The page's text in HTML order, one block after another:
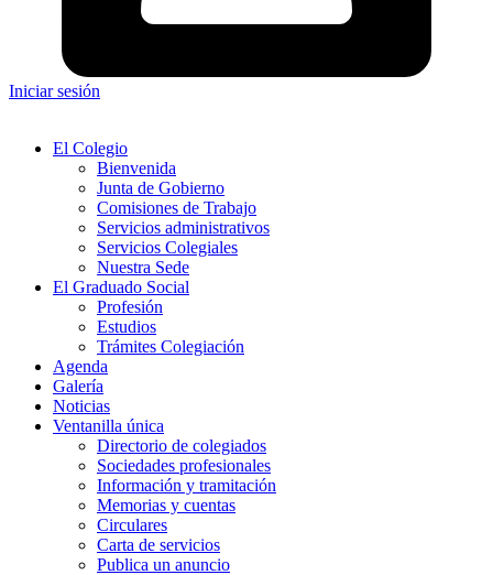
Iniciar sesión
El Colegio
Bienvenida
Junta de Gobierno
Comisiones de Trabajo
Servicios administrativos
Servicios Colegiales
Nuestra Sede
El Graduado Social
Profesión
Estudios
Trámites Colegiación
Agenda
Galería
Noticias
Ventanilla única
Directorio de colegiados
Sociedades profesionales
Información y tramitación
Memorias y cuentas
Circulares
Carta de servicios
Publica un anuncio